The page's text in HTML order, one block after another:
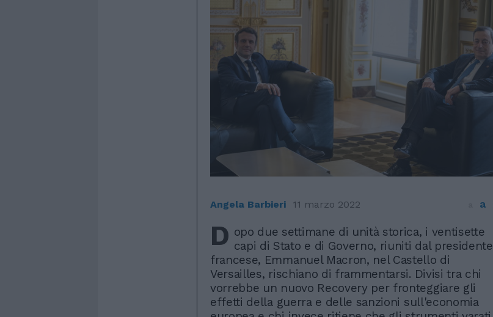
Angela Barbieri 11 marzo 2022 a
D opo due settimane di unità storica, i ventisette
capi di Stato e di Governo, riuniti dal presidente
francese, Emmanuel Macron, nel Castello di
Versailles, rischiano di frammentarsi. Divisi tra chi
vorrebbe un nuovo Recovery per fronteggiare gli
effetti della guerra e delle sanzioni sull'economia